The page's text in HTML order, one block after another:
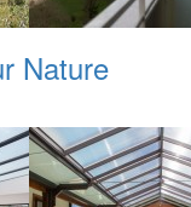
Nature